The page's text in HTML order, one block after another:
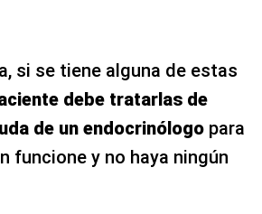
si se tiene alguna de estas
debe tratarlas de
de un endocrinólogo para
funcione y no haya ningún